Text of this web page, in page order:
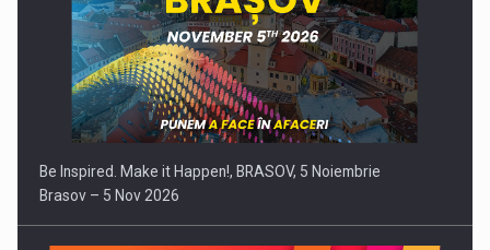
Be Inspired. Make it Happen!, BRASOV, 5 Noiembrie
Brasov – 5 Nov 2026